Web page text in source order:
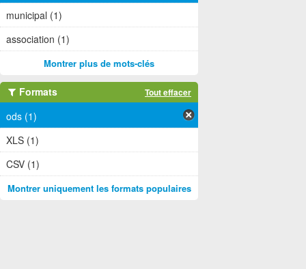
municipal (1)
association (1)
Montrer plus de mots-clés
Formats Tout effacer
ods (1)
XLS (1)
CSV (1)
Montrer uniquement les formats populaires